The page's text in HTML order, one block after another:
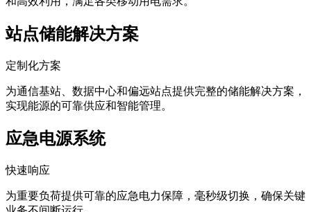
站点储能解决方案
定制化方案
为通信基站、数据中心和偏远站点提供完整的储能解决方案，
实现能源的可靠供应和智能管理。
应急电源系统
快速响应
为重要负荷提供可靠的应急电力保障，毫秒级切换，确保关键